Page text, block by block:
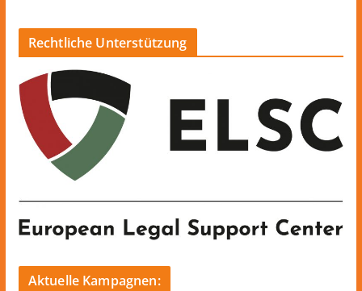
Rechtliche Unterstützung
Aktuelle Kampagnen: